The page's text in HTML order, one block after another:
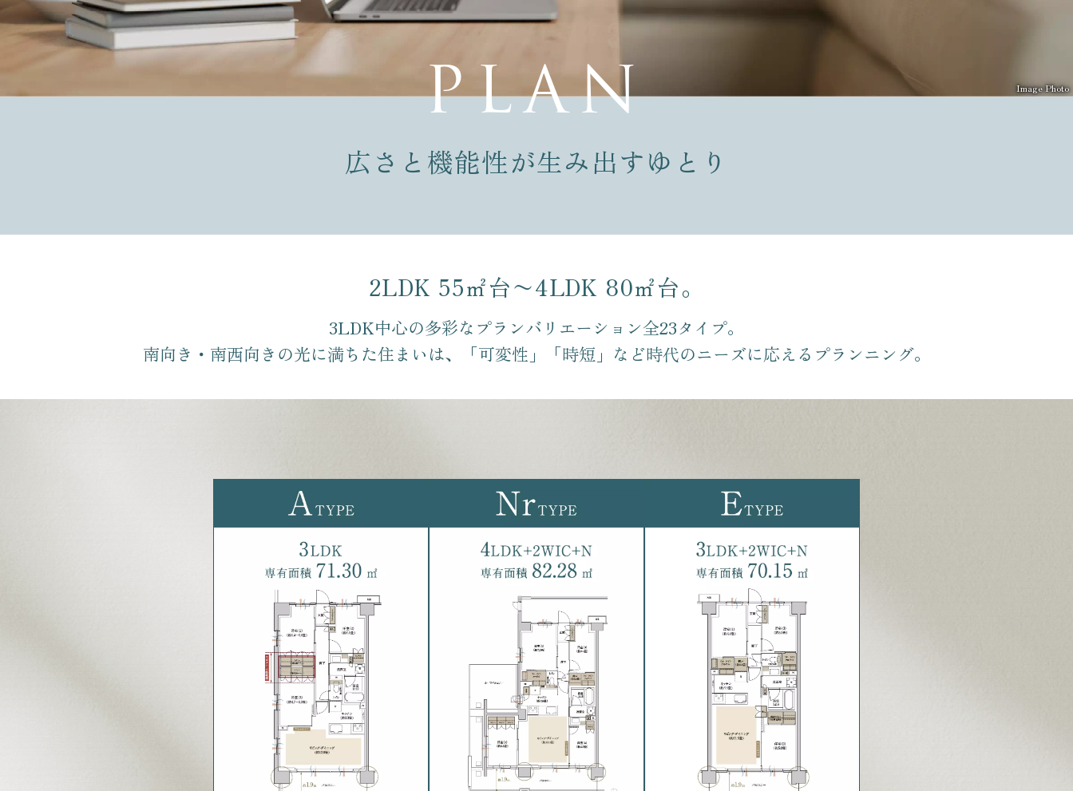
Image Photo
PLAN
広さと機能性が生み出すゆとり
2LDK 55㎡台〜4LDK 80㎡台。
3LDK中心の多彩な プランバリエーション全23タイプ。
南向き・南西向きの光に満ちた住まいは、
「可変性」「時短」など時代のニーズに応えるプランニング。